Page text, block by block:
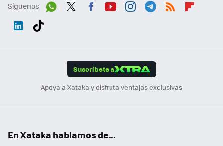
Síguenos
Suscríbete a
Apoya a Xataka y disfruta ventajas exclusivas
En Xataka hablamos de...